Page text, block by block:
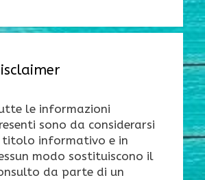
le informazioni
sono da considerarsi
titolo informativo e in
modo sostituiscono il
da parte di un